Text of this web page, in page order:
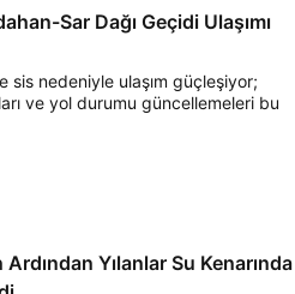
Sar Dağı Geçidi Ulaşımı
sis nedeniyle ulaşım güçleşiyor;
ve yol durumu güncellemeleri bu
Ardından Yılanlar Su Kenarında